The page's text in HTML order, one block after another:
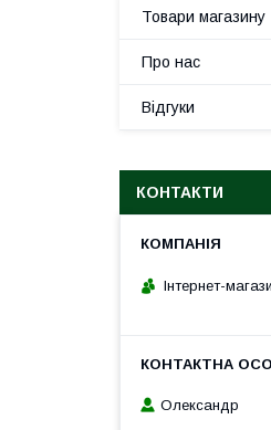
Товари магазину
Про нас
Відгуки
КОНТАКТИ
Інтернет-
Олександр